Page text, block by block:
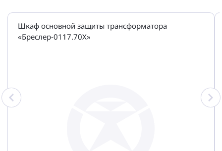
Шкаф основной защиты трансформатора
«Бреслер-0117.70Х»